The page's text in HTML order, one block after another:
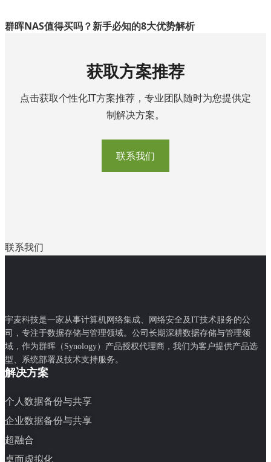
群晖NAS值得买吗？新手必知的8大优势解析
获取方案推荐
点击获取个性化IT方案推荐，专业团队随时为您提供定
制解决方案。
联系我们
联系我们
宇麦科技是一家从事计算机网络集成、网络安全及IT技术服务的公
司，专注于数据存储与管理领域。公司长期深耕数据存储与管理领
域，作为群晖（Synology）产品授权代理商，我们为客户提供产品选
型、系统部署及技术支持服务。
解决方案
个人数据备份与共享
企业数据备份与共享
超融合
桌面虚拟化